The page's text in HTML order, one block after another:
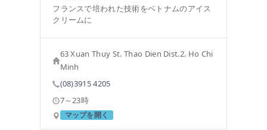
フランスで培われた技術をベトナムのアイス
クリームに
63 Xuan Thuy St. Thao Dien Dist.2. Ho Chi
Minh
(08)3915 4205
7～23時
マップを開く